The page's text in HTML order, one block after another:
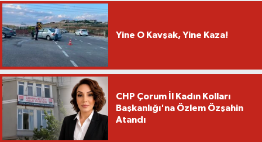
Yine O Kavşak, Yine Kaza!
CHP Çorum İl Kadın Kolları
Başkanlığı'na Özlem Özşahin
Atandı